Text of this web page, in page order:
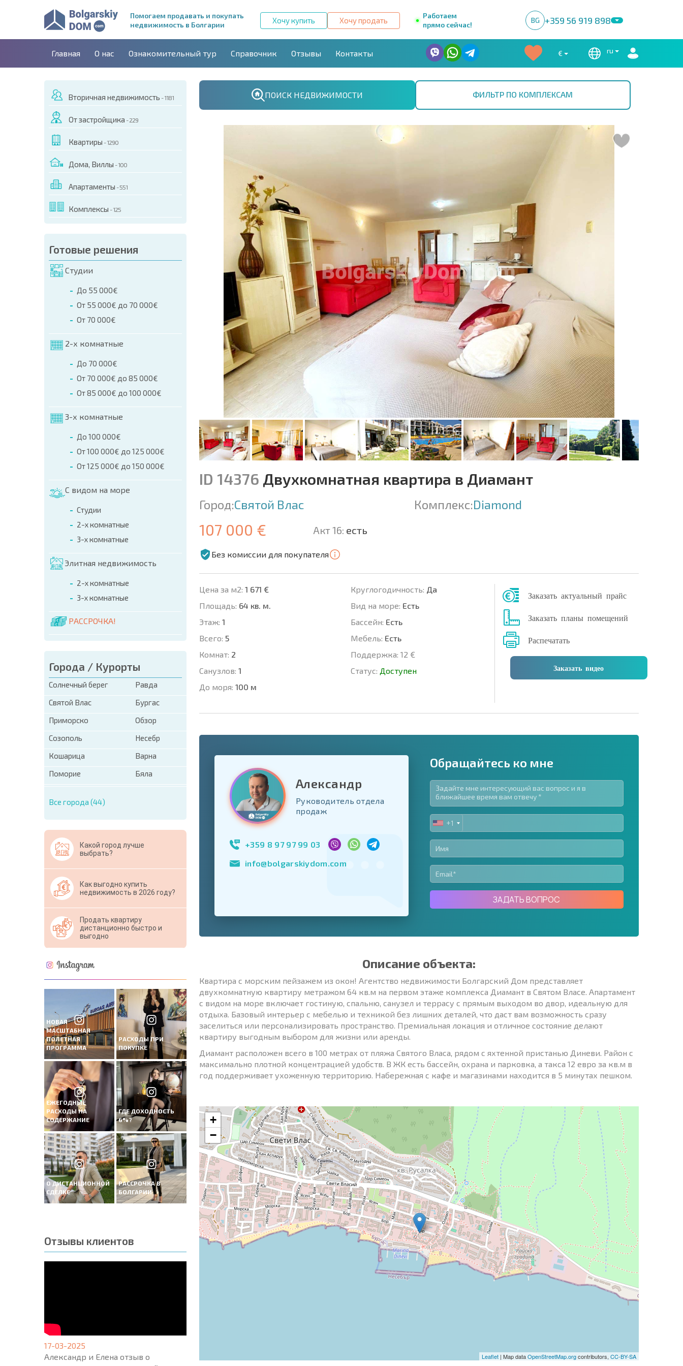
Помогаем продавать и покупать
недвижимость в Болгарии
Хочу купить Хочу продать
Работаем
прямо сейчас!
BG +359 56 919 898
Главная О нас Ознакомительный тур Справочник Отзывы Контакты € ru
Вторичная недвижимость - 1181
От застройщика - 229
Квартиры - 1290
Дома, Виллы - 100
Апартаменты - 551
Комплексы - 125
Готовые решения
Студии
До 55 000€
От 55 000€ до 70 000€
От 70 000€
2-х комнатные
До 70 000€
От 70 000€ до 85 000€
От 85 000€ до 100 000€
3-х комнатные
До 100 000€
От 100 000€ до 125 000€
От 125 000€ до 150 000€
С видом на море
Студии
2-х комнатные
3-х комнатные
Элитная недвижимость
2-х комнатные
3-х комнатные
РАССРОЧКА!
Города / Курорты
Солнечный берег
Равда
Святой Влас
Бургас
Приморско
Обзор
Созополь
Несебр
Кошарица
Варна
Поморие
Бяла
Все города (44)
Какой город лучше
выбрать?
Как выгодно купить
недвижимость в 2026 году?
Продать квартиру
дистанционно быстро и
выгодно
НОВАЯ
МАСШТАБНАЯ
ПОЛЕТНАЯ
ПРОГРАММА
РАСХОДЫ ПРИ
ПОКУПКЕ
ЕЖЕГОДНЫЕ
РАСХОДЫ НА
СОДЕРЖАНИЕ
ГДЕ ДОХОДНОСТЬ
6%?
О ДИСТАНЦИОННОЙ
СДЕЛКЕ
РАССРОЧКА В
БОЛГАРИИ
Отзывы клиентов
17-03-2025
Александр и Елена отзыв о
ПОИСК НЕДВИЖИМОСТИ ФИЛЬТР ПО КОМПЛЕКСАМ
ЭТОГО ОБЪЕКТА
телефонам:
+359 8 9797 99 03
ID 14376 Двухкомнатная квартира в Диамант
Город:Святой Влас Комплекс:Diamond
107 000 € Акт 16: есть
Без комиссии для покупателя
Цена за м2: 1 671 €
Площадь: 64 кв. м.
Этаж: 1
Всего: 5
Комнат: 2
Санузлов: 1
До моря: 100 м
Круглогодичность: Да
Вид на море: Есть
Басcейн: Есть
Мебель: Есть
Поддержка: 12 €
Статус: Доступен
Заказать актуальный прайс
Заказать планы помещений
Распечатать
Заказать видео
United
+1
* Поля обязательные для заполнения
Свернуть форму
Подписаться на рассылку | Нажимая кнопку, вы разрешаете
использование своих данных.
Отправить сообщение
Александр
Руководитель отдела
продаж
+359 8 97 97 99 03
info@bolgarskiydom.com
Обращайтесь ко мне
UNITED
STATES
+1
+1
ЗАДАТЬ ВОПРОС
Описание объекта:
Квартира с морским пейзажем из окон! Агентство недвижимости Болгарский Дом представляет
двухкомнатную квартиру метражом 64 кв.м на первом этаже комплекса Диамант в Святом Власе. Апартамент
с видом на море включает гостиную, спальню, санузел и террасу с прямым выходом во двор, идеальную для
отдыха. Базовый интерьер с мебелью и техникой без лишних деталей, что даст вам возможность сразу
заселиться или персонализировать пространство. Премиальная локация и отличное состояние делают
квартиру выгодным выбором для жизни или аренды.
Диамант расположен всего в 100 метрах от пляжа Святого Власа, рядом с яхтенной пристанью Диневи. Район с
максимально плотной концентрацией удобств. В ЖК есть бассейн, охрана и парковка, а такса 12 евро за кв.м в
год поддерживает ухоженную территорию. Набережная с кафе и магазинами находится в 5 минутах пешком.
+
−
Leaflet | Map dataOpenStreetMap.orgcontributors, CC-BY-SA